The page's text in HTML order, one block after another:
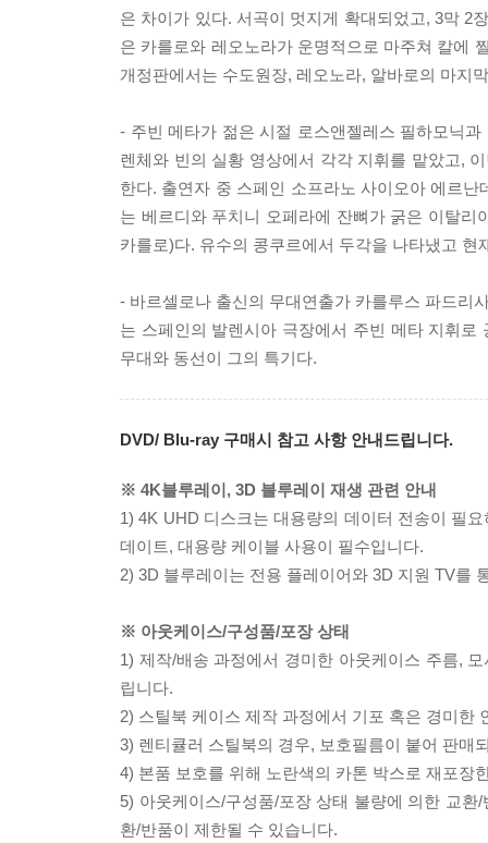
은 차이가 있다. 서곡이 멋지게 확대되었고, 3막 2
은 카를로와 레오노라가 운명적으로 마주쳐 칼에
개정판에서는 수도원장, 레오노라, 알바로의 마지
- 주빈 메타가 젊은 시절 로스앤젤레스 필하모닉
렌체와 빈의 실황 영상에서 각각 지휘를 맡았고,
한다. 출연자 중 스페인 소프라노 사이오아 에르
는 베르디와 푸치니 오페라에 잔뼈가 굵은 이탈
카를로)다. 유수의 콩쿠르에서 두각을 나타냈고
- 바르셀로나 출신의 무대연출가 카를루스 파드리
는 스페인의 발렌시아 극장에서 주빈 메타 지휘
무대와 동선이 그의 특기다.
DVD/ Blu-ray 구매시 참고 사항 안내드립니다.
※ 4K블루레이, 3D 블루레이 재생 관련 안내
1) 4K UHD 디스크는 대용량의 데이터 전송이 필
데이트, 대용량 케이블 사용이 필수입니다.
2) 3D 블루레이는 전용 플레이어와 3D 지원 TV를
※ 아웃케이스/구성품/포장 상태
1) 제작/배송 과정에서 경미한 아웃케이스 주름,
립니다.
2) 스틸북 케이스 제작 과정에서 기포 혹은 경미한
3) 렌티큘러 스틸북의 경우, 보호필름이 붙어 판매
4) 본품 보호를 위해 노란색의 카톤 박스로 재포장
5) 아웃케이스/구성품/포장 상태 불량에 의한 교
환/반품이 제한될 수 있습니다.